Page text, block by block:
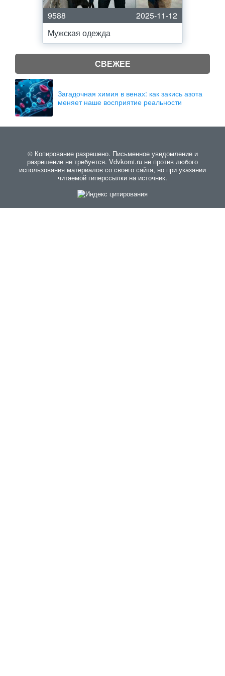
9588
2025-11-12
Мужская одежда
СВЕЖЕЕ
Загадочная химия в венах: как закись азота
меняет наше восприятие реальности
© Копирование разрешено. Письменное уведомление и
разрешение не требуется. Vdvkomi.ru не против любого
использования материалов со своего сайта, но при указании
читаемой гиперссылки на источник.